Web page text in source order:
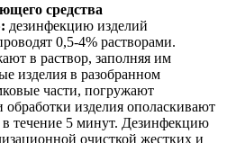
средства
: дезинфекцию изделий
0,5-4% растворами.
в раствор, заполняя им
изделия в разобранном
части, погружают
изделия ополаскивают
течение 5 минут. Дезинфекцию
очисткой жестких и